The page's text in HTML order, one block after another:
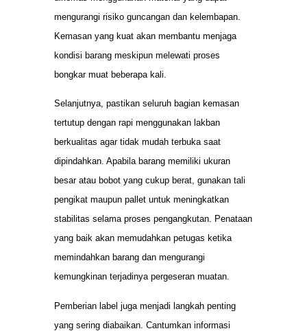
mengurangi risiko guncangan dan kelembapan.
Kemasan yang kuat akan membantu menjaga
kondisi barang meskipun melewati proses
bongkar muat beberapa kali.
Selanjutnya, pastikan seluruh bagian kemasan
tertutup dengan rapi menggunakan lakban
berkualitas agar tidak mudah terbuka saat
dipindahkan. Apabila barang memiliki ukuran
besar atau bobot yang cukup berat, gunakan tali
pengikat maupun pallet untuk meningkatkan
stabilitas selama proses pengangkutan. Penataan
yang baik akan memudahkan petugas ketika
memindahkan barang dan mengurangi
kemungkinan terjadinya pergeseran muatan.
Pemberian label juga menjadi langkah penting
yang sering diabaikan. Cantumkan informasi